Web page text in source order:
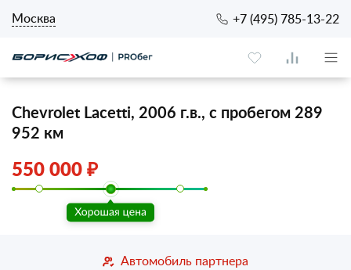
Москва +7 (495) 785-13-22
Chevrolet Lacetti, 2006 г.в., с пробегом 289
952 км
550 000 ₽
Автомобиль партнера